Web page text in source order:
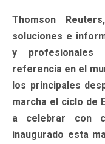
Thomson
soluciones e
y profesionales
referencia en el
los principales
marcha el ciclo de
a celebrar con
inaugurado esta